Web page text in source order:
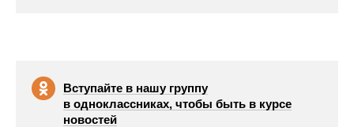
Вступайте в нашу группу
в одноклассниках, чтобы быть в курсе
новостей